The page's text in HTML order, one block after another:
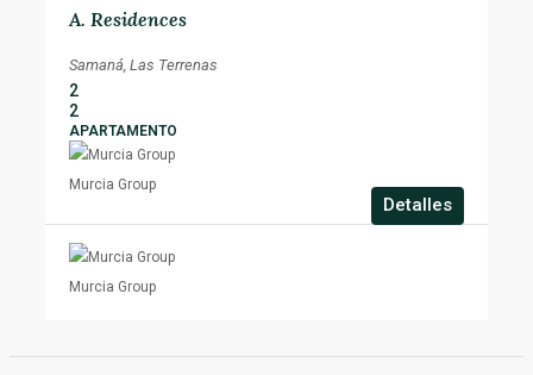
A. Residences
Samaná, Las Terrenas
2
2
APARTAMENTO
Detalles
Murcia Group
Murcia Group